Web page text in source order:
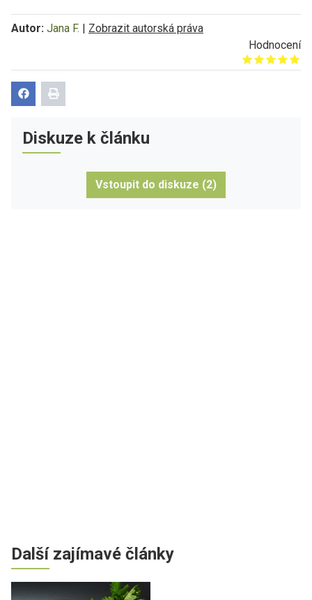
Autor: Jana F. | Zobrazit autorská práva
Hodnocení
Give it 1/5
Give it 2/5
Give it 3/5
Give it 4/5
Give it 5/5
Diskuze k článku
Vstoupit do diskuze (2)
Další zajímavé články